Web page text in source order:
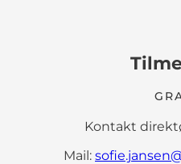
Kontakt
Mail: